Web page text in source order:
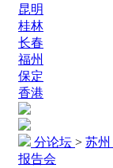
昆明
桂林
长春
福州
保定
香港
分论坛 > 苏州
报告会